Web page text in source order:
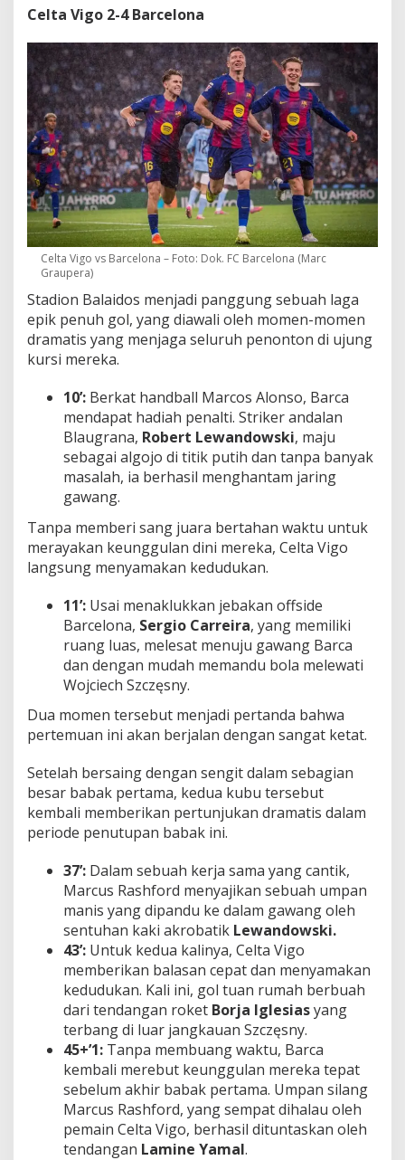
Celta Vigo 2-4 Barcelona
Celta Vigo vs Barcelona – Foto: Dok. FC Barcelona (Marc
Graupera)
Stadion Balaidos menjadi panggung sebuah laga
epik penuh gol, yang diawali oleh momen-momen
dramatis yang menjaga seluruh penonton di ujung
kursi mereka.
10’: Berkat handball Marcos Alonso, Barca
mendapat hadiah penalti. Striker andalan
Blaugrana, Robert Lewandowski, maju
sebagai algojo di titik putih dan tanpa banyak
masalah, ia berhasil menghantam jaring
gawang.
Tanpa memberi sang juara bertahan waktu untuk
merayakan keunggulan dini mereka, Celta Vigo
langsung menyamakan kedudukan.
11’: Usai menaklukkan jebakan offside
Barcelona, Sergio Carreira, yang memiliki
ruang luas, melesat menuju gawang Barca
dan dengan mudah memandu bola melewati
Wojciech Szczęsny.
Dua momen tersebut menjadi pertanda bahwa
pertemuan ini akan berjalan dengan sangat ketat.
Setelah bersaing dengan sengit dalam sebagian
besar babak pertama, kedua kubu tersebut
kembali memberikan pertunjukan dramatis dalam
periode penutupan babak ini.
37’: Dalam sebuah kerja sama yang cantik,
Marcus Rashford menyajikan sebuah umpan
manis yang dipandu ke dalam gawang oleh
sentuhan kaki akrobatik Lewandowski.
43’: Untuk kedua kalinya, Celta Vigo
memberikan balasan cepat dan menyamakan
kedudukan. Kali ini, gol tuan rumah berbuah
dari tendangan roket Borja Iglesiasyang
terbang di luar jangkauan Szczęsny.
45+’1: Tanpa membuang waktu, Barca
kembali merebut keunggulan mereka tepat
sebelum akhir babak pertama. Umpan silang
Marcus Rashford, yang sempat dihalau oleh
pemain Celta Vigo, berhasil dituntaskan oleh
tendangan Lamine Yamal.